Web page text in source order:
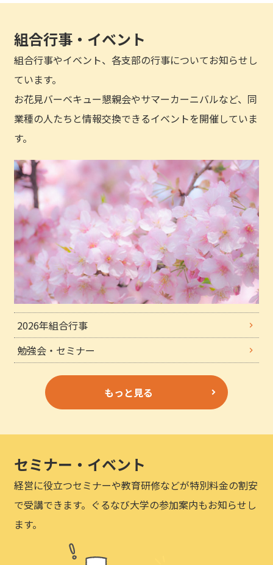
組合行事・イベント
組合行事やイベント、各支部の行事についてお知らせし
ています。
お花見バーベキュー懇親会やサマーカーニバルなど、同
業種の人たちと情報交換できるイベントを開催していま
す。
2026年組合行事
勉強会・セミナー
もっと見る
セミナー・イベント
経営に役立つセミナーや教育研修などが特別料金の割安
で受講できます。ぐるなび大学の参加案内もお知らせし
ます。